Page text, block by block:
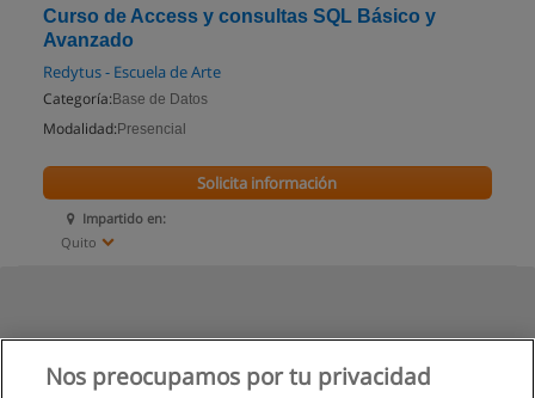
Curso de Access y consultas SQL Básico y
Avanzado
Redytus - Escuela de Arte
Categoría: Base de Datos
Modalidad: Presencial
Impartido en:
Quito
Solicita información
Nos preocupamos por tu privacidad